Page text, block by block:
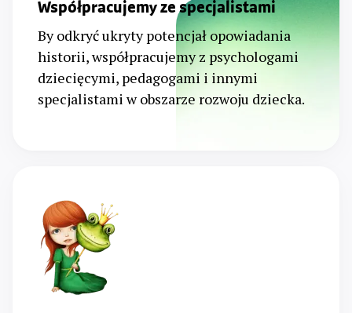
Współpracujemy ze specjalistami
By odkryć ukryty potencjał opowiadania
historii, współpracujemy z psychologami
dziecięcymi, pedagogami i innymi
specjalistami w obszarze rozwoju dziecka.